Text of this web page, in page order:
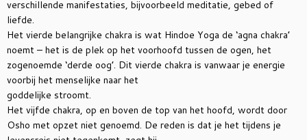
verschillende manifestaties, bijvoorbeeld meditatie, gebed of
liefde.
Het vierde belangrijke chakra is wat Hindoe Yoga de ‘agna chakra’
noemt – het is de plek op het voorhoofd tussen de ogen, het
zogenoemde ‘derde oog’. Dit vierde chakra is vanwaar je energie
voorbij het menselijke naar het
goddelijke stroomt.
Het vijfde chakra, op en boven de top van het hoofd, wordt door
Osho met opzet niet genoemd. De reden is dat je het tijdens je